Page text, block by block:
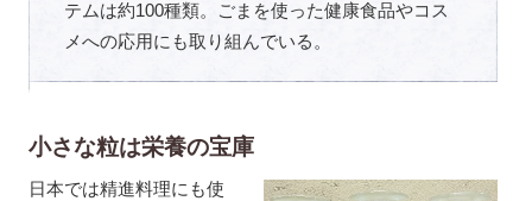
テムは約100種類。ごまを使った健康食品やコス
メへの応用にも取り組んでいる。
小さな粒は栄養の宝庫
日本では精進料理にも使